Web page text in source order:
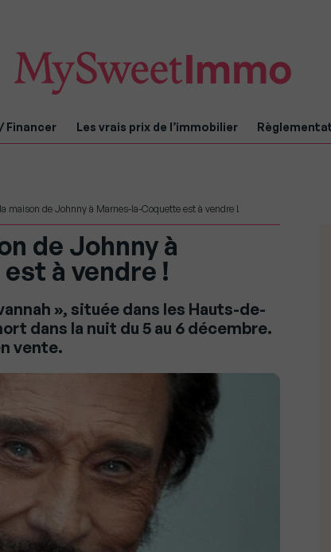
Financer Les vrais prix de l’immobilier
maison de Johnny à Marnes-la-Coquette est à vendre !
de Johnny à
à vendre !
», située dans les Hauts-de-
dans la nuit du 5 au 6 décembre.
vente.